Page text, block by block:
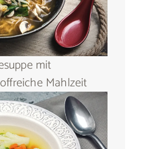
mit
Mahlzeit